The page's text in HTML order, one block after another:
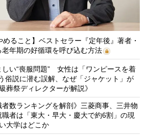
めること】ベストセラー『定年後』著者・
年期の好循環を呼び込む方法
しい“喪服問題” 女性は「ワンピースを着
俗説に潜む誤解、なぜ「ジャケット」が
葬祭ディレクターが解説》
者数ランキングを解剖》三菱商事、三井物
者は「東大・早大・慶大で約6割」の現
大学はどこか